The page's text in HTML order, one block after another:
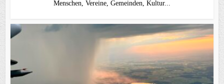
Menschen, Vereine, Gemeinden, Kultur...